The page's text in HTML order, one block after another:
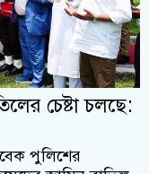
চেষ্টা চলছে:
পুলিশের